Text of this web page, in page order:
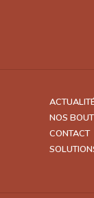
NOS
CONTACT